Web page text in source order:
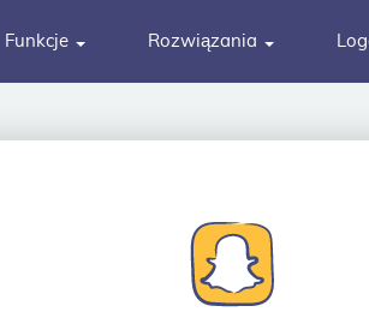
Funkcje Rozwiązania